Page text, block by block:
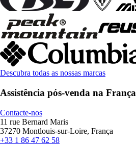
Descubra todas as nossas marcas
Assistência pós-venda na França
Contacte-nos
11 rue Bernard Maris
37270 Montlouis-sur-Loire, França
+33 1 86 47 62 58